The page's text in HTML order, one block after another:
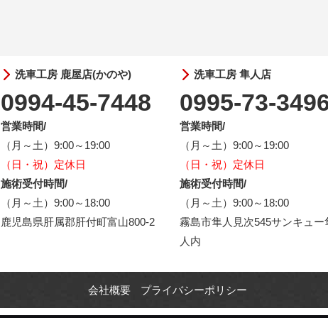
洗車工房 鹿屋店(かのや)
0994-45-7448
営業時間/
（月～土）9:00～19:00
（日・祝）定休日
施術受付時間/
（月～土）9:00～18:00
鹿児島県肝属郡肝付町富山800-2
洗車工房 隼人店
0995-73-
営業時間/
（月～土）9:00～19:00
（日・祝）定休日
施術受付時間/
（月～土）9:00～18:00
霧島市隼人見次545サンキュー
人内
会社概要 プライバシーポリシー